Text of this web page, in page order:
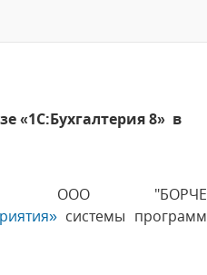
«1С:Бухгалтерия 8» в
ООО "БОРЧЕ
системы программ